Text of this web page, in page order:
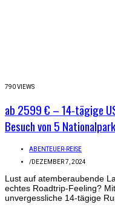
790 VIEWS
ab 2599 € – 14-tägige
Besuch von 5
ABENTEUER-REISE
/DEZEMBER 7, 2024
Lust auf atemberaubende
echtes Roadtrip-Feeling?
unvergessliche 14-tägige